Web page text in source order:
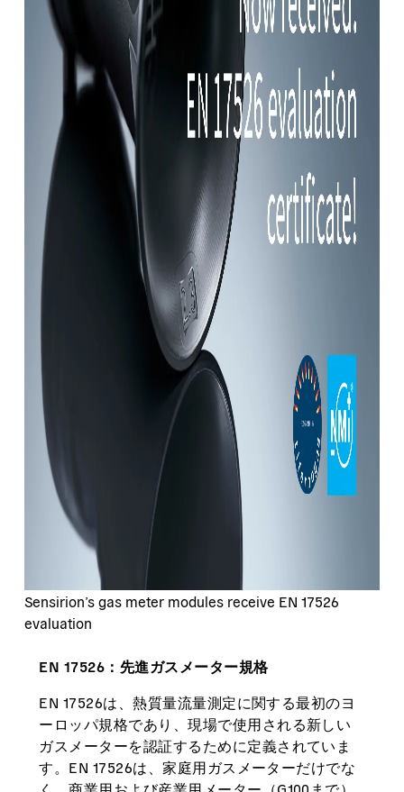
Sensirion’s gas meter modules receive EN 17526
evaluation
EN 17526：先進ガスメーター規格
EN 17526は、熱質量流量測定に関する最初のヨ
ーロッパ規格であり、現場で使用される新しい
ガスメーターを認証するために定義されていま
す。EN 17526は、家庭用ガスメーターだけでな